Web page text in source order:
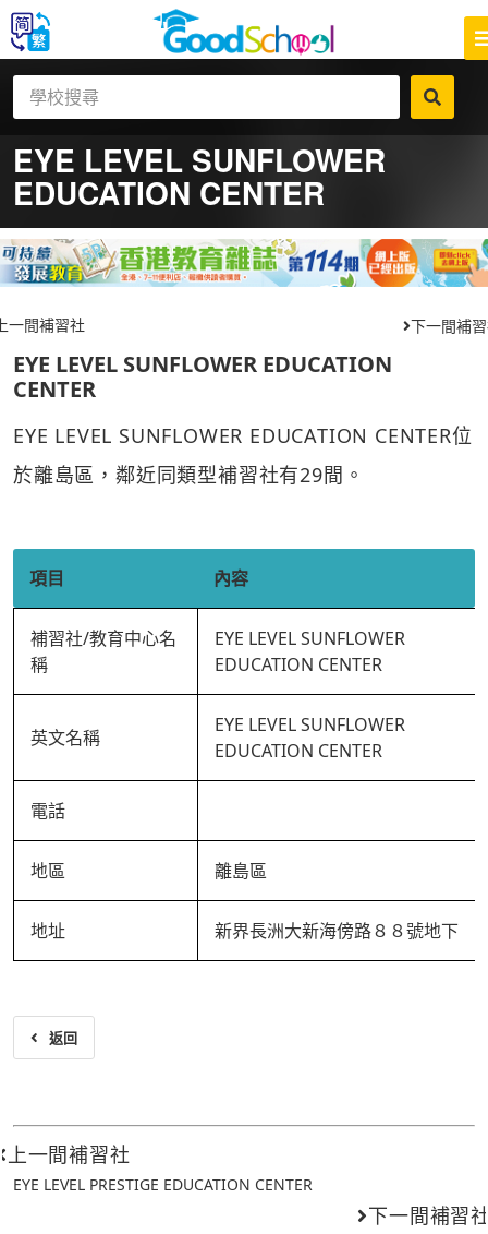
EYE LEVEL SUNFLOWER
EDUCATION CENTER
一間補習社 下一間補
EYE LEVEL SUNFLOWER EDUCATION
CENTER
EYE LEVEL SUNFLOWER EDUCATION CENTER位
於離島區，鄰近同類型補習社有29間。
項目 內容
補習社/教育中心名
稱
EYE LEVEL SUNFLOWER
EDUCATION CENTER
英文名稱
EYE LEVEL SUNFLOWER
EDUCATION CENTER
電話
地區 離島區
地址 新界長洲大新海傍路８８號地下
返回
上一間補習社
EYE LEVEL PRESTIGE EDUCATION CENTER
下一間補習